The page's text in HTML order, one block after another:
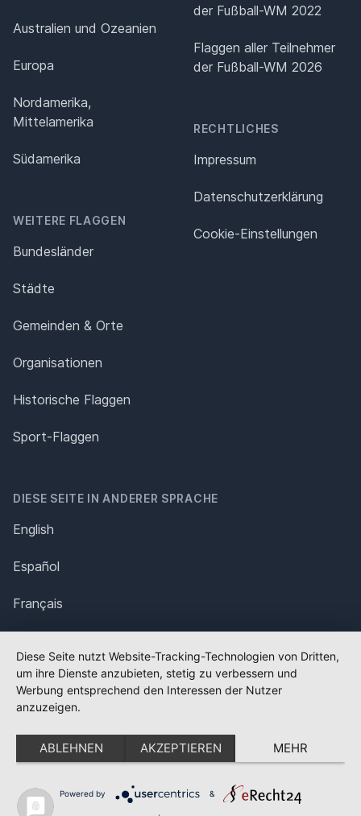
Australien und Ozeanien
Europa
Nordamerika,
Mittelamerika
Südamerika
WEITERE FLAGGEN
Bundesländer
Städte
Gemeinden & Orte
Organisationen
Historische Flaggen
Sport-Flaggen
der Fußball-WM 2022
Flaggen aller Teilnehmer
der Fußball-WM 2026
RECHTLICHES
Impressum
Datenschutz­erklärung
Cookie-Einstellungen
DIESE SEITE IN ANDERER SPRACHE
English
Español
Français
Polska
Português
Nederlands
Svenska
Diese Seite nutzt Website-Tracking-Technologien von Dritten,
um ihre Dienste anzubieten, stetig zu verbessern und
Werbung entsprechend den Interessen der Nutzer
anzuzeigen.
ABLEHNEN AKZEPTIEREN MEHR
Powered by &